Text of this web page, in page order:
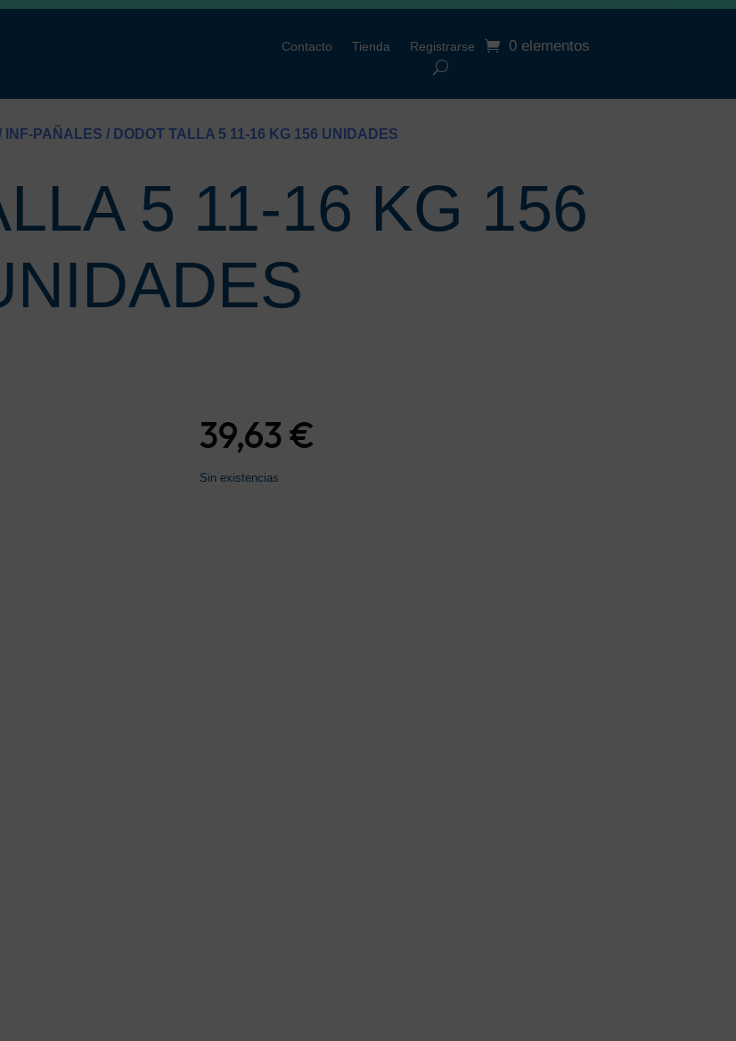
Contacto Tienda Registrarse 0 elementos
INF-PAÑALES / DODOT TALLA 5 11-16 KG 156 UNIDADES
5 11-16 KG 156
39,63€
Sin existencias